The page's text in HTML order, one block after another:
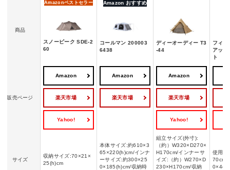
商品
Amazonベストセラー
スノーピーク SDE-2
60
Amazon おすすめ
コールマン 200003
6438
ディーオーディー T3
-44
フィー
アップ
ト
販売ページ
Amazon
楽天市場
Yahoo!
Amazon
楽天市場
Amazon
楽天市場
Yahoo!
サイズ
収納サイズ:70×21×
25(h)cm
本体サイズ:約610×3
65×220(h)cm/インナ
ーサイズ:約300×25
0×185(h)cm/収納時
組立サイズ(外寸):
（約）W320×D270×
H170cm/インナーサ
イズ:（約）W270×D
230×H170cm/収納
使用
70cm/
0×4cm